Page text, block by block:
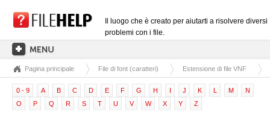
Il luogo che è creato per aiutarti a risolvere diversi
problemi con i file.
PAGINA PRINCIPALE
CATEGORIE DELLE ESTENSIONI
Pagina principale File di font (caratteri) Estensione di file VNF
0 - 9 A B C D E F G H I J K L M
N
O
P Q R S T U V W X Y Z